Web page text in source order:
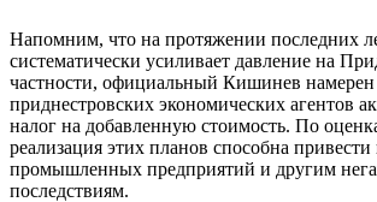
Напомним, что на протяжении последних
систематически усиливает давление на
частности, официальный Кишинев намерен
приднестровских экономических агентов
налог на добавленную стоимость. По
реализация этих планов способна привести
промышленных предприятий и другим
последствиям.